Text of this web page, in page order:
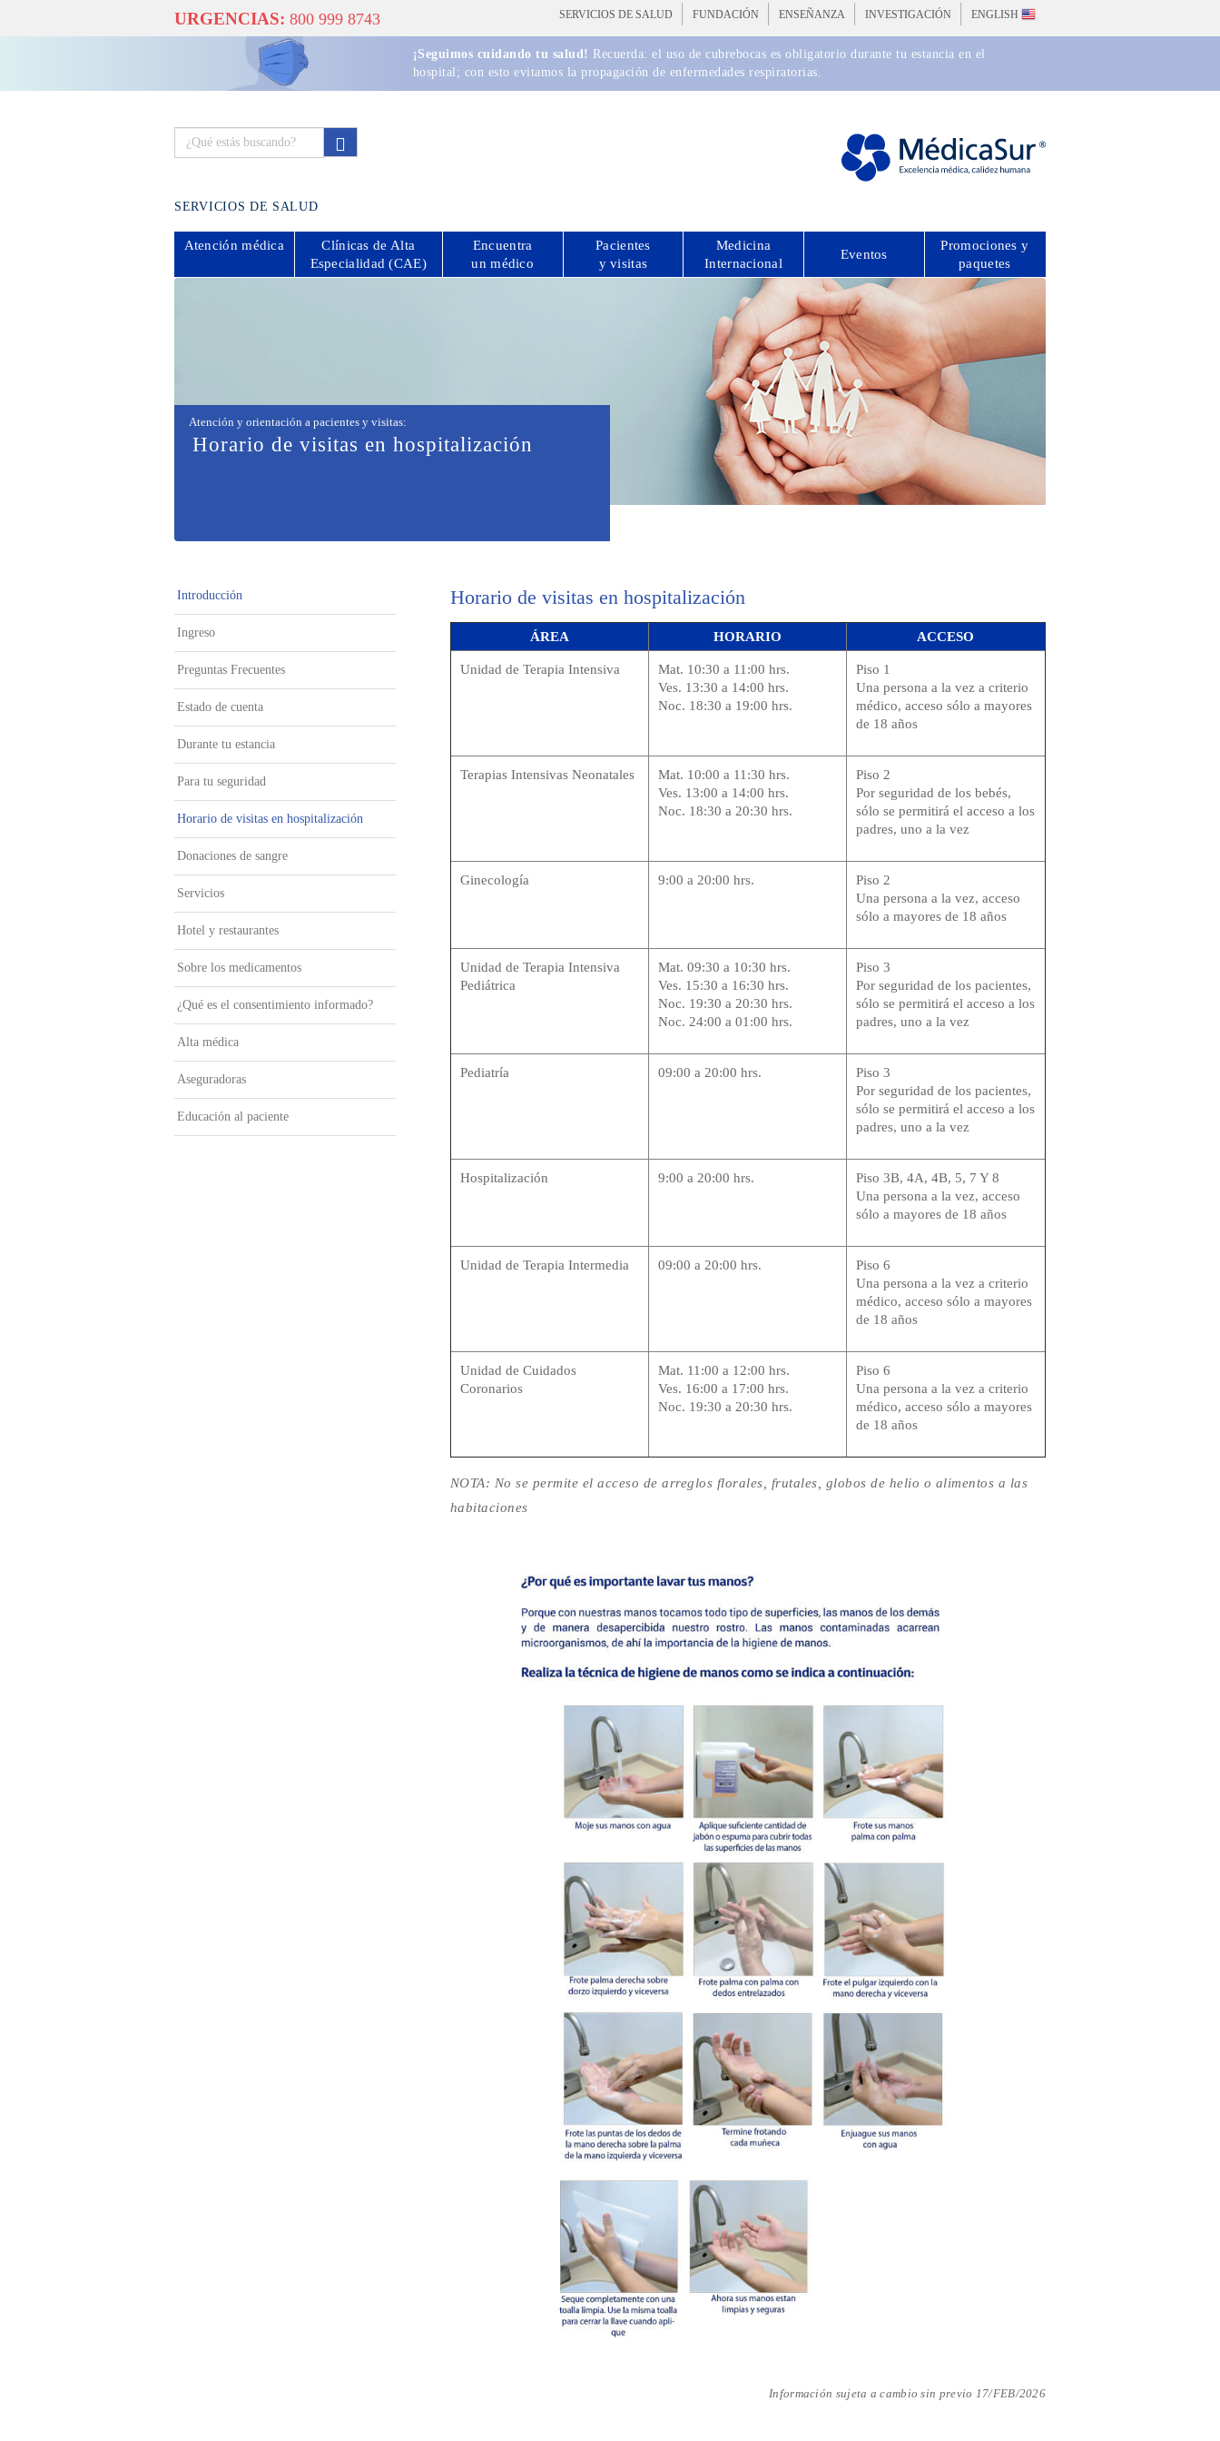
URGENCIAS: 800 999 8743 SERVICIOS DE SALUD FUNDACIÓN ENSEÑANZA INVESTIGACIÓN ENGLISH
¡Seguimos cuidando tu salud! Recuerda: el uso de cubrebocas es obligatorio durante tu estancia en el
hospital; con esto evitamos la propagación de enfermedades respiratorias.
SERVICIOS DE SALUD
Atenciónmédica
Clínicas de Alta
Especialidad (CAE)
Encuentra
un médico
Pacientes
y visitas
Medicina
Internacional
Eventos
Promociones y
paquetes
Atención y orientación a pacientes y visitas:
Horario de visitas en hospitalización
Horario de visitas en hospitalización
ÁREA HORARIO ACCESO
Unidad de Terapia Intensiva
Mat. 10:30 a 11:00 hrs.
Ves. 13:30 a 14:00 hrs.
Noc. 18:30 a 19:00 hrs.
Piso 1
Una persona a la vez a criterio
médico, acceso sólo a mayores
de 18 años
Terapias Intensivas Neonatales
Mat. 10:00 a 11:30 hrs.
Ves. 13:00 a 14:00 hrs.
Noc. 18:30 a 20:30 hrs.
Piso 2
Por seguridad de los bebés,
sólo se permitirá el acceso a los
padres, uno a la vez
Ginecología 9:00 a 20:00 hrs.
Piso 2
Una persona a la vez, acceso
sólo a mayores de 18 años
Unidad de Terapia Intensiva
Pediátrica
Mat. 09:30 a 10:30 hrs.
Ves. 15:30 a 16:30 hrs.
Noc. 19:30 a 20:30 hrs.
Noc. 24:00 a 01:00 hrs.
Piso 3
Por seguridad de los pacientes,
sólo se permitirá el acceso a los
padres, uno a la vez
Pediatría 09:00 a 20:00 hrs.
Piso 3
Por seguridad de los pacientes,
sólo se permitirá el acceso a los
padres, uno a la vez
Hospitalización 9:00 a 20:00 hrs.
Piso 3B, 4A, 4B, 5, 7 Y 8
Una persona a la vez, acceso
sólo a mayores de 18 años
Unidad de Terapia Intermedia 09:00 a 20:00 hrs.
Piso 6
Una persona a la vez a criterio
médico, acceso sólo a mayores
de 18 años
Unidad de Cuidados
Coronarios
Mat. 11:00 a 12:00 hrs.
Ves. 16:00 a 17:00 hrs.
Noc. 19:30 a 20:30 hrs.
Piso 6
Una persona a la vez a criterio
médico, acceso sólo a mayores
de 18 años
NOTA: No se permite el acceso de arreglos florales, frutales, globos de helio o alimentos a las
habitaciones
Información sujeta a cambio sin previo 17/FEB/2026
Introducción
Ingreso
Preguntas Frecuentes
Estado de cuenta
Durante tu estancia
Para tu seguridad
Horario de visitas en hospitalización
Donaciones de sangre
Servicios
Hotel y restaurantes
Sobre los medicamentos
¿Qué es el consentimiento informado?
Alta médica
Aseguradoras
Educación al paciente